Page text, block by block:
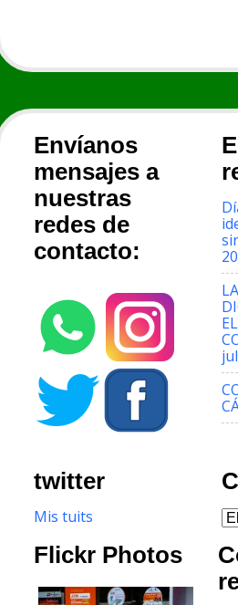
Envíanos
mensajes a
nuestras
redes de
contacto:
twitter
Mis tuits
Flickr Photos